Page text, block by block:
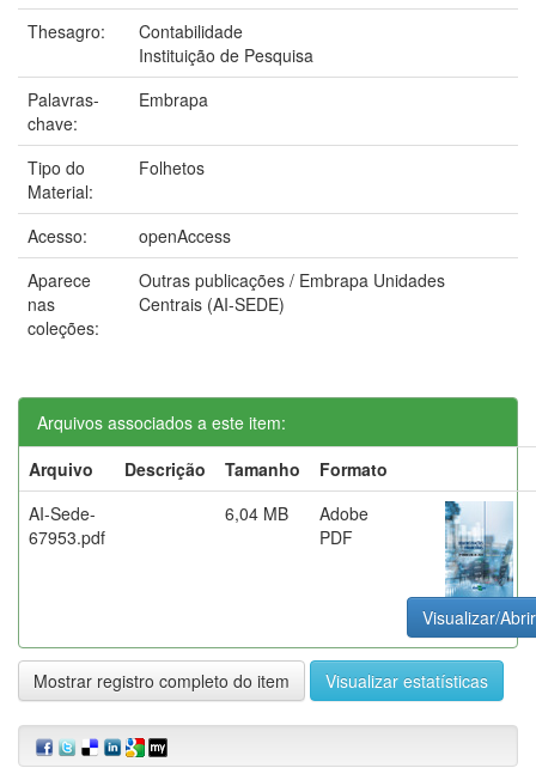
Thesagro:
Contabilidade
Instituição de Pesquisa
Palavras-
chave:
Embrapa
Tipo do
Material:
Folhetos
Acesso:
openAccess
Aparece
nas
coleções:
Outras publicações / Embrapa Unidades
Centrais (AI-SEDE)
Arquivos associados a este item:
Arquivo
Descrição Tamanho
Formato
AI-Sede-
67953.pdf
6,04 MB
Adobe
PDF
Visualizar/Abrir
Mostrar registro completo do item Visualizar estatísticas